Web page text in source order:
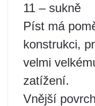
11 – sukně
Píst má
konstrukci,
velmi
zatížení.
Vnější